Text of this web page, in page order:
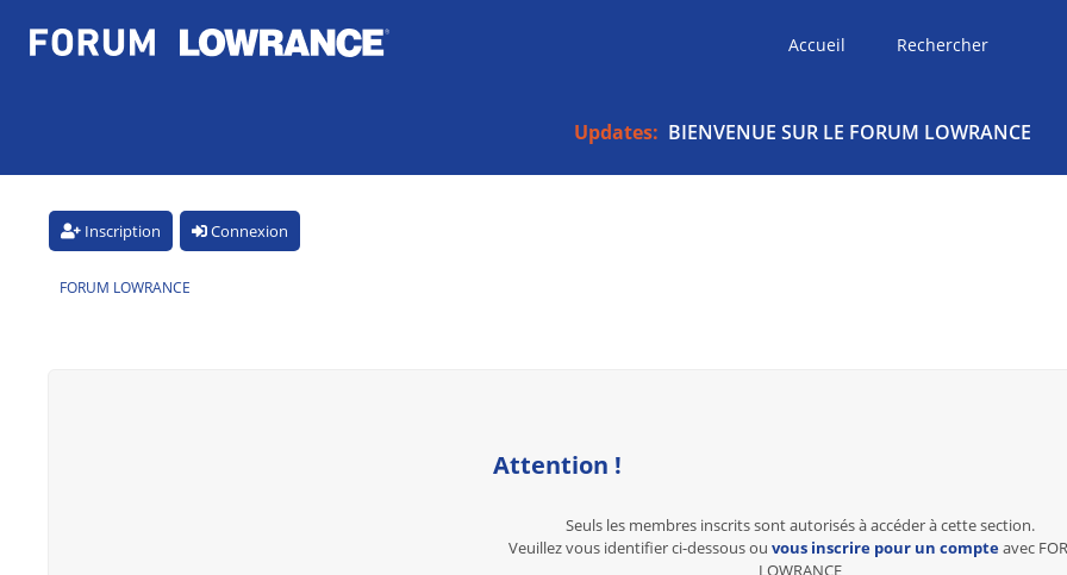
Accueil Rechercher
Updates: BIENVENUE SUR LE FORUM LOWRANCE
Inscription Connexion
FORUM LOWRANCE
Attention !
Seuls les membres inscrits sont autorisés à accéder à cette section.
Veuillez vous identifier ci-dessous ou vous inscrire pour un compteavec
LOWRANCE